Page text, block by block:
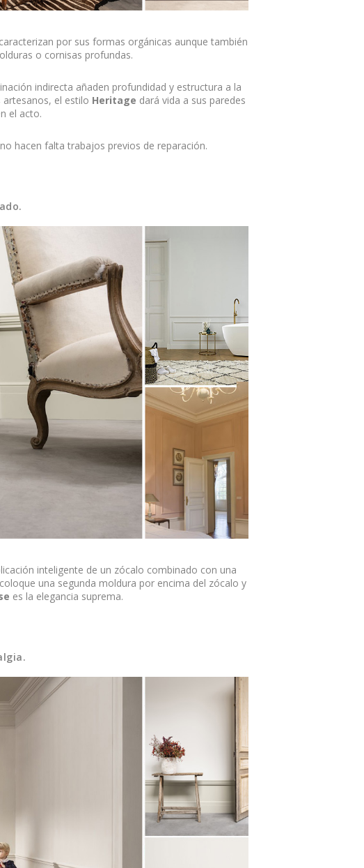
por sus formas orgánicas aunque también
o cornisas profundas.
indirecta añaden profundidad y estructura a la
el estilo Heritage dará vida a sus paredes
el acto.
hacen falta trabajos previos de reparación.
inteligente de un zócalo combinado con una
una segunda moldura por encima del zócalo y
es la elegancia suprema.